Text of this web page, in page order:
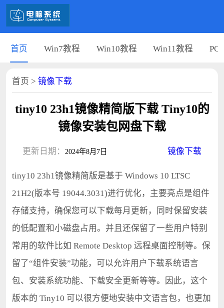
首页 Win7教程 Win10教程 Win11教程 PC
首页 > 镜像下载
tiny10 23h1镜像精简版下载 Tiny10的
镜像安装包网盘下载
更新日期： 2024年8月7日 镜像下载
tiny10 23h1镜像精简版是基于 Windows 10 LTSC
21H2(版本号 19044.3031)进行优化，主要亮点是组件
存储支持，确保您可以下载每月更新，同时保留安装
的低配置和小磁盘占用。并且还保留了一些用户特别
常用的软件比如 Remote Desktop 远程桌面控制等。保
留了“组件安装”功能，可以允许用户下载系统语言
包、安装系统功能、下载安全更新等等。因此，这个
版本的 Tiny10 可以很方便地安装中文语言包，也更加